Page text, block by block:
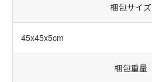
梱包サイズ
45x45x5cm
梱包重量